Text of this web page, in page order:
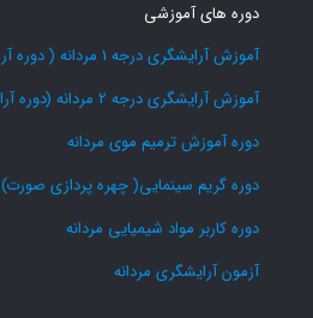
دوره های آموزشی
آموزش آرایشگری درجه 1 مردانه ( دوره آرایش و پیرایش پیشرفته)
آموزش آرایشگری درجه 2 مردانه (دوره آرایش و پیرایش مبتدی)
دوره آموزش ترمیم موی مردانه
دوره گریم سینمایی( چهره پردازی صورت)
دوره کاربر مواد شیمیایی مردانه
آزمون آرایشگری مردانه